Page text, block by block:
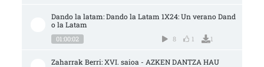
Dando la latam: Dando la Latam 1X24: Un verano Dand
o la Latam
01:00:02 8 1 1
Zaharrak Berri: XVI. saioa - AZKEN DANTZA HAU